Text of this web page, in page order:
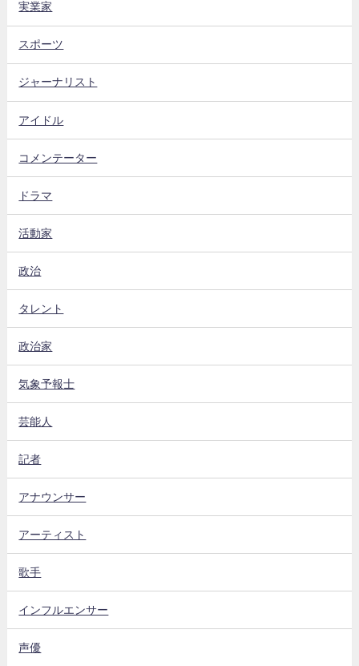
実業家
スポーツ
ジャーナリスト
アイドル
コメンテーター
ドラマ
活動家
政治
タレント
政治家
気象予報士
芸能人
記者
アナウンサー
アーティスト
歌手
インフルエンサー
声優